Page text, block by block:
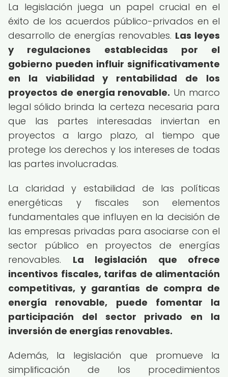
La legislación juega un papel crucial en el
éxito de los acuerdos público-privados en el
desarrollo de energías renovables. Las leyes
y regulaciones establecidas por el
gobierno pueden influir significativamente
en la viabilidad y rentabilidad de los
proyectos de energía renovable. Un marco
legal sólido brinda la certeza necesaria para
que las partes interesadas inviertan en
proyectos a largo plazo, al tiempo que
protege los derechos y los intereses de todas
las partes involucradas.
La claridad y estabilidad de las políticas
energéticas y fiscales son elementos
fundamentales que influyen en la decisión de
las empresas privadas para asociarse con el
sector público en proyectos de energías
renovables. La legislación que ofrece
incentivos fiscales, tarifas de alimentación
competitivas, y garantías de compra de
energía renovable, puede fomentar la
participación del sector privado en la
inversión de energías renovables.
Además, la legislación que promueve la
simplificación de los procedimientos